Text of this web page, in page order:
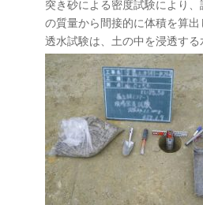
突き砂による密度試験により
の質量から間接的に体積を算出
透水試験は、土の中を浸透す